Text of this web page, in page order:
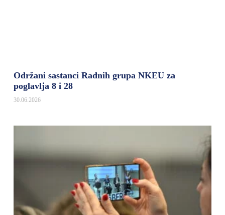
Održani sastanci Radnih grupa NKEU za
poglavlja 8 i 28
30.06.2026